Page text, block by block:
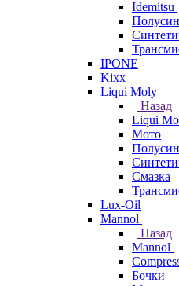
Idemitsu
IPONE
Kixx
Liqui Moly
Назад
Liqui
Мото
Смазка
Lux-Oil
Mannol
Назад
Mannol
Бочки